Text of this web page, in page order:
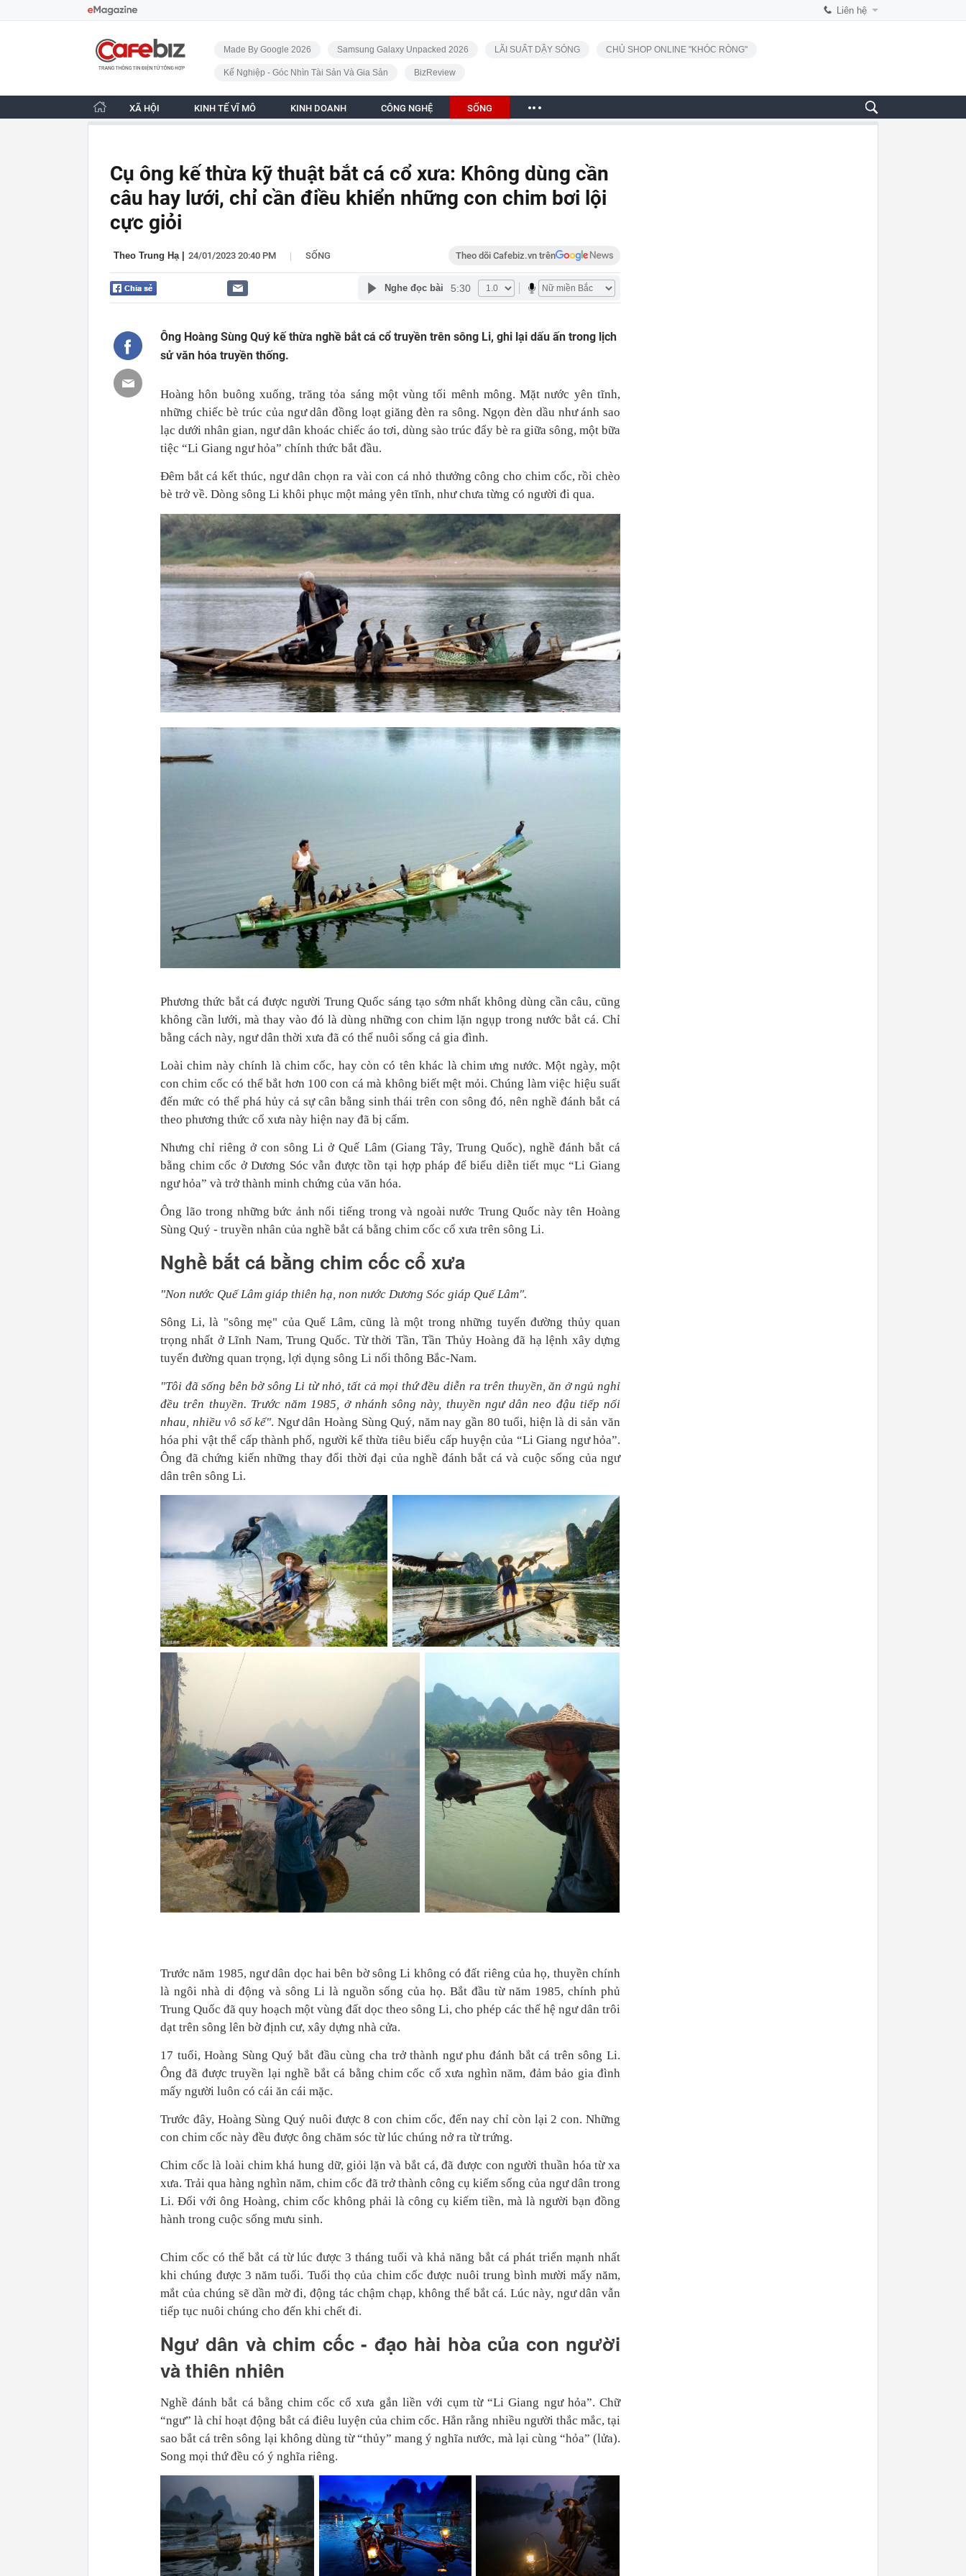
Liên hệ
CafeBiz - Trang chủ
Made By Google 2026 Samsung Galaxy Unpacked 2026 LÃI SUẤT DẬY SÓNG CHỦ SHOP ONLINE "KHÓC RÒNG"
Kế Nghiệp - Góc Nhìn Tài Sản Và Gia Sản BizReview
XÃ HỘI KINH TẾ VĨ MÔ KINH DOANH CÔNG NGHỆ SỐNG
Cụ ông kế thừa kỹ thuật bắt cá cổ xưa: Không dùng cần
câu hay lưới, chỉ cần điều khiển những con chim bơi lội
cực giỏi
Theo Trung Hạ| 24/01/2023 20:40 PM | SỐNG Theo dõi Cafebiz.vn trên
Nghe đọc bài 5:30
Ông Hoàng Sùng Quý kế thừa nghề bắt cá cổ truyền trên sông Li, ghi lại dấu ấn trong lịch
sử văn hóa truyền thống.
Hoàng hôn buông xuống, trăng tỏa sáng một vùng tối mênh mông. Mặt nước yên tĩnh,
những chiếc bè trúc của ngư dân đồng loạt giăng đèn ra sông. Ngọn đèn dầu như ánh sao
lạc dưới nhân gian, ngư dân khoác chiếc áo tơi, dùng sào trúc đẩy bè ra giữa sông, một bữa
tiệc “Li Giang ngư hỏa” chính thức bắt đầu.
Đêm bắt cá kết thúc, ngư dân chọn ra vài con cá nhỏ thưởng công cho chim cốc, rồi chèo
bè trở về. Dòng sông Li khôi phục một mảng yên tĩnh, như chưa từng có người đi qua.
Phương thức bắt cá được người Trung Quốc sáng tạo sớm nhất không dùng cần câu, cũng
không cần lưới, mà thay vào đó là dùng những con chim lặn ngụp trong nước bắt cá. Chỉ
bằng cách này, ngư dân thời xưa đã có thể nuôi sống cả gia đình.
Loài chim này chính là chim cốc, hay còn có tên khác là chim ưng nước. Một ngày, một
con chim cốc có thể bắt hơn 100 con cá mà không biết mệt mỏi. Chúng làm việc hiệu suất
đến mức có thể phá hủy cả sự cân bằng sinh thái trên con sông đó, nên nghề đánh bắt cá
theo phương thức cổ xưa này hiện nay đã bị cấm.
Nhưng chỉ riêng ở con sông Li ở Quế Lâm (Giang Tây, Trung Quốc), nghề đánh bắt cá
bằng chim cốc ở Dương Sóc vẫn được tồn tại hợp pháp để biểu diễn tiết mục “Li Giang
ngư hỏa” và trở thành minh chứng của văn hóa.
Ông lão trong những bức ảnh nổi tiếng trong và ngoài nước Trung Quốc này tên Hoàng
Sùng Quý - truyền nhân của nghề bắt cá bằng chim cốc cổ xưa trên sông Li.
Nghề bắt cá bằng chim cốc cổ xưa
"Non nước Quế Lâm giáp thiên hạ, non nước Dương Sóc giáp Quế Lâm".
Sông Li, là "sông mẹ" của Quế Lâm, cũng là một trong những tuyến đường thủy quan
trọng nhất ở Lĩnh Nam, Trung Quốc. Từ thời Tần, Tần Thủy Hoàng đã hạ lệnh xây dựng
tuyến đường quan trọng, lợi dụng sông Li nối thông Bắc-Nam.
"Tôi đã sống bên bờ sông Li từ nhỏ, tất cả mọi thứ đều diễn ra trên thuyền, ăn ở ngủ nghỉ
đều trên thuyền. Trước năm 1985, ở nhánh sông này, thuyền ngư dân neo đậu tiếp nối
nhau, nhiều vô số kể". Ngư dân Hoàng Sùng Quý, năm nay gần 80 tuổi, hiện là di sản văn
hóa phi vật thể cấp thành phố, người kế thừa tiêu biểu cấp huyện của “Li Giang ngư hỏa”.
Ông đã chứng kiến những thay đổi thời đại của nghề đánh bắt cá và cuộc sống của ngư
dân trên sông Li.
Trước năm 1985, ngư dân dọc hai bên bờ sông Li không có đất riêng của họ, thuyền chính
là ngôi nhà di động và sông Li là nguồn sống của họ. Bắt đầu từ năm 1985, chính phủ
Trung Quốc đã quy hoạch một vùng đất dọc theo sông Li, cho phép các thế hệ ngư dân trôi
dạt trên sông lên bờ định cư, xây dựng nhà cửa.
17 tuổi, Hoàng Sùng Quý bắt đầu cùng cha trở thành ngư phu đánh bắt cá trên sông Li.
Ông đã được truyền lại nghề bắt cá bằng chim cốc cổ xưa nghìn năm, đảm bảo gia đình
mấy người luôn có cái ăn cái mặc.
Trước đây, Hoàng Sùng Quý nuôi được 8 con chim cốc, đến nay chỉ còn lại 2 con. Những
con chim cốc này đều được ông chăm sóc từ lúc chúng nở ra từ trứng.
Chim cốc là loài chim khá hung dữ, giỏi lặn và bắt cá, đã được con người thuần hóa từ xa
xưa. Trải qua hàng nghìn năm, chim cốc đã trở thành công cụ kiếm sống của ngư dân trong
Li. Đối với ông Hoàng, chim cốc không phải là công cụ kiếm tiền, mà là người bạn đồng
hành trong cuộc sống mưu sinh.
Chim cốc có thể bắt cá từ lúc được 3 tháng tuổi và khả năng bắt cá phát triển mạnh nhất
khi chúng được 3 năm tuổi. Tuổi thọ của chim cốc được nuôi trung bình mười mấy năm,
mắt của chúng sẽ dần mờ đi, động tác chậm chạp, không thể bắt cá. Lúc này, ngư dân vẫn
tiếp tục nuôi chúng cho đến khi chết đi.
Ngư dân và chim cốc - đạo hài hòa của con người
và thiên nhiên
Nghề đánh bắt cá bằng chim cốc cổ xưa gắn liền với cụm từ “Li Giang ngư hỏa”. Chữ
“ngư” là chỉ hoạt động bắt cá điêu luyện của chim cốc. Hẳn rằng nhiều người thắc mắc, tại
sao bắt cá trên sông lại không dùng từ “thủy” mang ý nghĩa nước, mà lại cùng “hỏa” (lửa).
Song mọi thứ đều có ý nghĩa riêng.